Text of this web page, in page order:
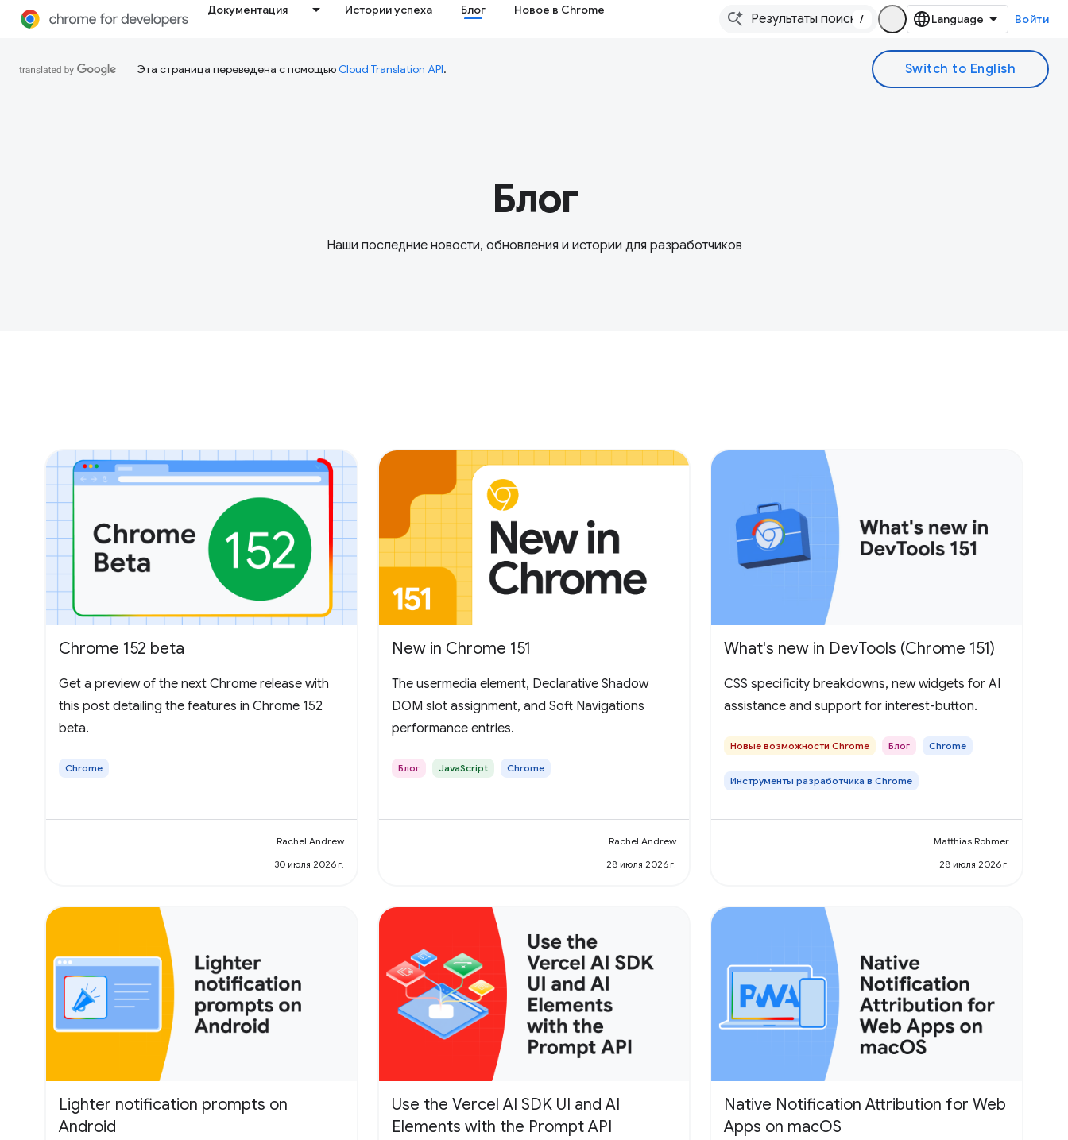
Документация Истории успеха Блог Новое в Chrome
/ Войти
Эта страница переведена с помощьюCloud Translation API.
Блог
Наши последние новости, обновления и истории для разработчиков
Chrome 152 beta
Get a preview of the next Chrome release with
this post detailing the features in Chrome 152
beta.
Chrome
Rachel Andrew
30 июля 2026 г.
New in Chrome 151
The usermedia element, Declarative Shadow
DOM slot assignment, and Soft Navigations
performance entries.
Блог JavaScript Chrome
Rachel Andrew
28 июля 2026 г.
What's new in DevTools (Chrome 151)
CSS specificity breakdowns, new widgets for AI
assistance and support for interest-button.
Новые возможности Chrome Блог Chrome
Инструменты разработчика в Chrome
Matthias Rohmer
28 июля 2026 г.
Lighter notification prompts on
Android
Use the Vercel AI SDK UI and AI
Elements with the Prompt API
Native Notification Attribution for Web
Apps on macOS